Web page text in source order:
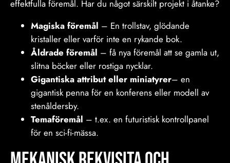
effektfulla föremål. Har du något särskilt projekt i åtanke?
Magiska föremål – En trollstav, glödande
kristaller eller varför inte en rykande bok.
Åldrade föremål – få nya föremål att se gamla ut,
slitna böcker eller rostiga nycklar.
Gigantiska attribut eller miniatyrer– en
gigantisk penna för en konferens eller modell av
stenåldersby.
Temaföremål – t.ex. en futuristisk kontrollpanel
för en sci-fi-mässa.